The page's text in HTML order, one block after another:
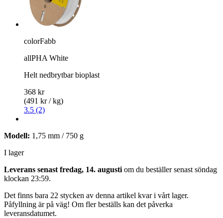
colorFabb
allPHA White
Helt nedbrytbar bioplast
368 kr
(491 kr / kg)
3.5 (2)
Modell: 1,75 mm / 750 g
I lager
Leverans senast fredag, 14. augusti om du beställer senast söndag
klockan 23:59.
Det finns bara 22 stycken av denna artikel kvar i vårt lager.
Påfyllning är på väg! Om fler beställs kan det påverka
leveransdatumet.